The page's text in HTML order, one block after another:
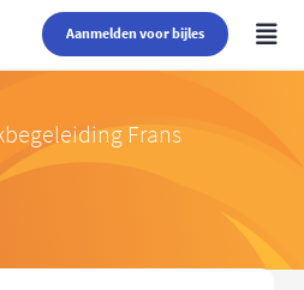
Aanmelden voor bijles
Frans